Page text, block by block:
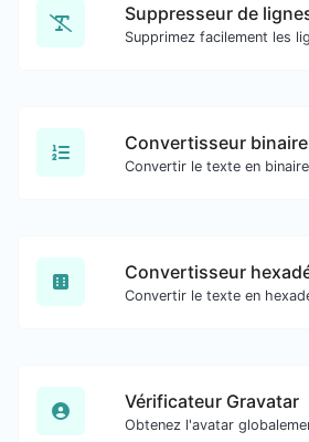
Convertisseur binaire
Vérificateur Gravatar